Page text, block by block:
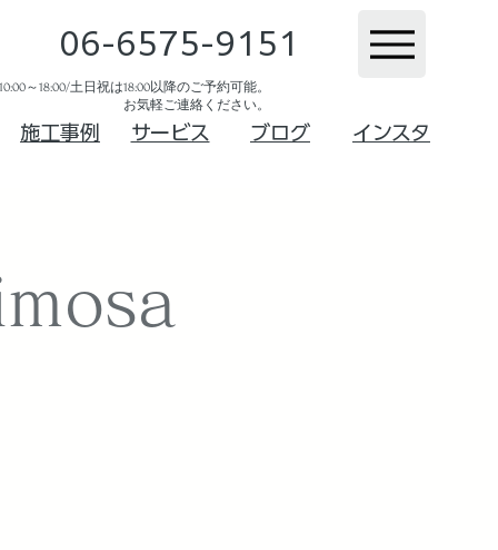
06-6575-9151
～18:00/土日祝は18:00以降のご予約可能。
お気軽ご連絡ください。​
​施工事例 サービス ブログ インスタ